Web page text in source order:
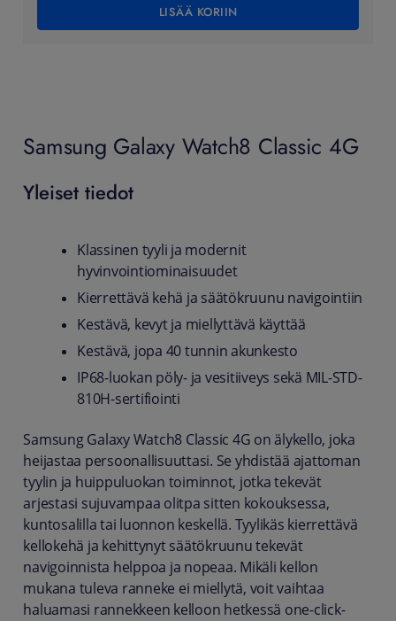
LISÄÄ KORIIN
Samsung Galaxy Watch8 Classic 4G
Yleiset tiedot
Klassinen tyyli ja modernit
hyvinvointiominaisuudet
Kierrettävä kehä ja säätökruunu navigointiin
Kestävä, kevyt ja miellyttävä käyttää
Kestävä, jopa 40 tunnin akunkesto
IP68-luokan pöly- ja vesitiiveys sekä MIL-STD-
810H-sertifiointi
Samsung Galaxy Watch8 Classic 4G on älykello, joka
heijastaa persoonallisuuttasi. Se yhdistää ajattoman
tyylin ja huippuluokan toiminnot, jotka tekevät
arjestasi sujuvampaa olitpa sitten kokouksessa,
kuntosalilla tai luonnon keskellä. Tyylikäs kierrettävä
kellokehä ja kehittynyt säätökruunu tekevät
navigoinnista helppoa ja nopeaa. Mikäli kellon
mukana tuleva ranneke ei miellytä, voit vaihtaa
haluamasi rannekkeen kelloon hetkessä one-click-